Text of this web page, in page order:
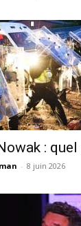
:
- 8 juin 2026